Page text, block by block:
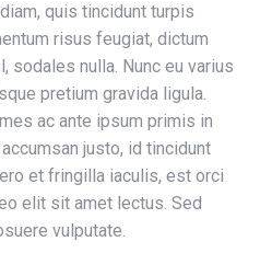
quis tincidunt turpis
risus feugiat, dictum
sodales nulla. Nunc eu varius
pretium gravida ligula.
ac ante ipsum primis in
justo, id tincidunt
et fringilla iaculis, est orci
elit sit amet lectus. Sed
vulputate.